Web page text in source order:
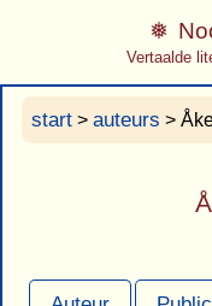
Vertaalde
start > auteurs >